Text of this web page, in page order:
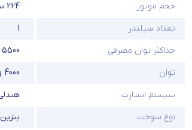
حجم موتور
224 سی سی
تعداد سیلندر
1
حداکثر توان مصرفی
5500 وات
توان
4000 وات
سیستم استارت
نوع سوخت